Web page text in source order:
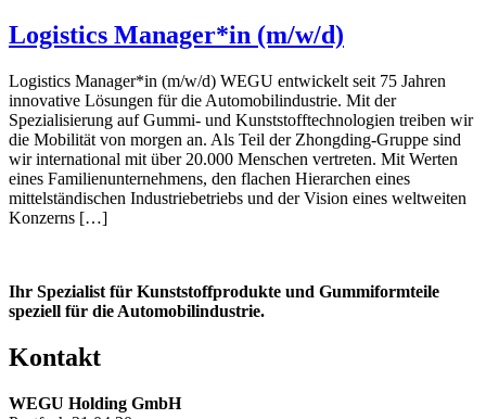
Logistics Manager*in (m/w/d)
Logistics Manager*in (m/w/d) WEGU entwickelt seit 75 Jahren
innovative Lösungen für die Automobilindustrie. Mit der
Spezialisierung auf Gummi- und Kunststofftechnologien treiben wir
die Mobilität von morgen an. Als Teil der Zhongding-Gruppe sind
wir international mit über 20.000 Menschen vertreten. Mit Werten
eines Familienunternehmens, den flachen Hierarchen eines
mittelständischen Industriebetriebs und der Vision eines weltweiten
Konzerns […]
Ihr Spezialist für Kunststoffprodukte und Gummiformteile
speziell für die Automobilindustrie.
Kontakt
WEGU Holding GmbH